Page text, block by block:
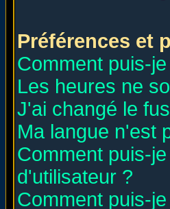
Préférences et
Comment puis-
Les heures ne
J'ai changé le
Ma langue n'est
Comment puis-
d'utilisateur ?
Comment puis-